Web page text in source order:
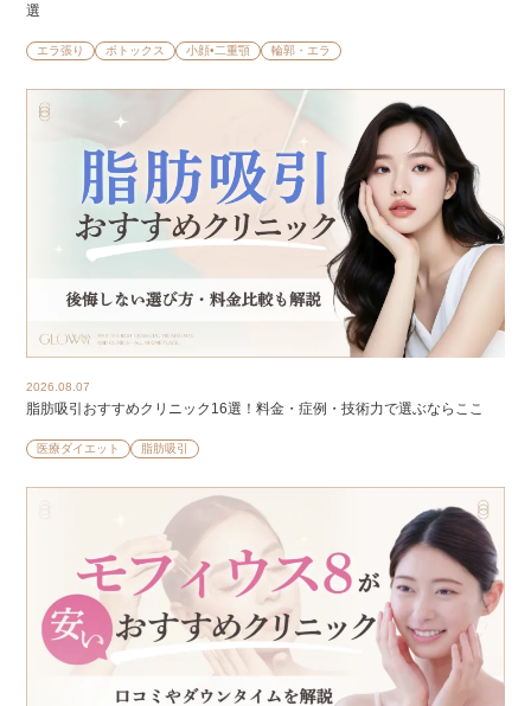
選
エラ張り ボトックス 小顔•二重顎 輪郭・エラ
2026.08.07
脂肪吸引おすすめクリニック16選！料金・症例・技術力で選ぶならここ
医療ダイエット 脂肪吸引